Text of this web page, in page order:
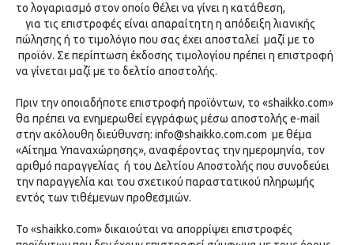
το λογαριασμό στον οποίο θέλει να γίνει η κατάθεση,
για τις επιστροφές είναι απαραίτητη η απόδειξη λιανικής
πώλησης ή το τιμολόγιο που σας έχει αποσταλεί μαζί με το
προϊόν. Σε περίπτωση έκδοσης τιμολογίου πρέπει η επιστροφή
να γίνεται μαζί με το δελτίο αποστολής.
Πριν την οποιαδήποτε επιστροφή προϊόντων, το «shaikko.com»
θα πρέπει να ενημερωθεί εγγράφως μέσω αποστολής e-mail
στην ακόλουθη διεύθυνση: info@shaikko.com.com με θέμα
«Αίτημα Υπαναχώρησης», αναφέροντας την ημερομηνία, τον
αριθμό παραγγελίας ή του Δελτίου Αποστολής που συνοδεύει
την παραγγελία και του σχετικού παραστατικού πληρωμής
εντός των τιθέμενων προθεσμιών.
Το «shaikko.com» δικαιούται να απορρίψει επιστροφές